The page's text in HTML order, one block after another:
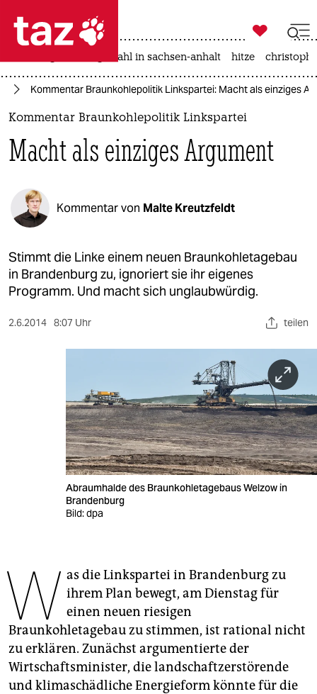
 taz zahl ich
taz zahl ich
politik
öko
gesellschaft
kultur
sport
berlin
veranstaltungen
abo
genossenschaft
epaper login

taz zahl ich
landtagswahl in sachsen-anhalt hitze
Kommentar Braunkohlepolitik Linkspartei: Macht als einziges
Kommentar Braunkohlepolitik Linkspartei
Macht als einziges Argument
Kommentar von Malte Kreutzfeldt
Stimmt die Linke einem neuen Braunkohletagebau
in Brandenburg zu, ignoriert sie ihr eigenes
Programm. Und macht sich unglaubwürdig.
2.6.2014 8:07 Uhr teilen
Abraumhalde des Braunkohletagebaus Welzow in
Brandenburg
Bild: dpa
W as die Linkspartei in Brandenburg zu
ihrem Plan bewegt, am Dienstag für
einen neuen riesigen
Braunkohletagebau zu stimmen, ist rational nicht
zu erklären. Zunächst argumentierte der
Wirtschaftsminister, die landschaftzerstörende
und klimaschädliche Energieform könnte für die